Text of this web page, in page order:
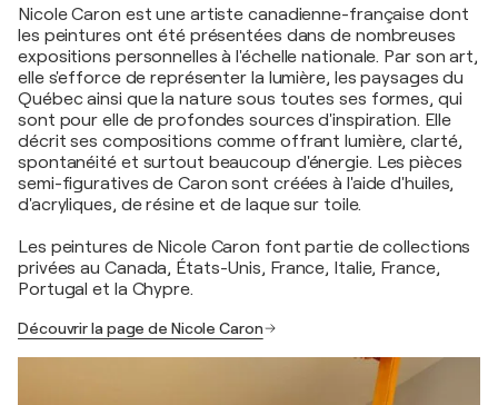
Nicole Caron est une artiste canadienne-française dont
les peintures ont été présentées dans de nombreuses
expositions personnelles à l'échelle nationale. Par son art,
elle s'efforce de représenter la lumière, les paysages du
Québec ainsi que la nature sous toutes ses formes, qui
sont pour elle de profondes sources d'inspiration. Elle
décrit ses compositions comme offrant lumière, clarté,
spontanéité et surtout beaucoup d'énergie. Les pièces
semi-figuratives de Caron sont créées à l'aide d'huiles,
d'acryliques, de résine et de laque sur toile.
Les peintures de Nicole Caron font partie de collections
privées au Canada, États-Unis, France, Italie, France,
Portugal et la Chypre.
Découvrir la page de Nicole Caron